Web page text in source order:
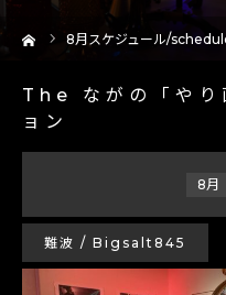
8月スケジュール/
The ながの「やり
ョン
8月
難波 / Bigsalt845